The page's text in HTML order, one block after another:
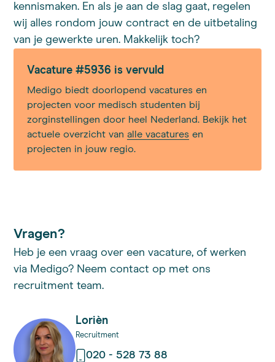
kennismaken. En als je aan de slag gaat, regelen
wij alles rondom jouw contract en de uitbetaling
van je gewerkte uren. Makkelijk toch?
Vacature #5936 is vervuld
Medigo biedt doorlopend vacatures en
projecten voor medisch studenten bij
zorginstellingen door heel Nederland. Bekijk het
actuele overzicht vanalle vacatures en
projecten in jouw regio.
Vragen?
Heb je een vraag over een vacature, of werken
via Medigo? Neem contact op met ons
recruitment team.
Lorièn
Recruitment
020 - 528 73 88